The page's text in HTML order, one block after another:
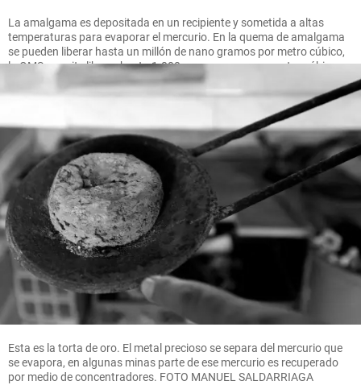
La amalgama es depositada en un recipiente y sometida a altas
temperaturas para evaporar el mercurio. En la quema de amalgama
se pueden liberar hasta un millón de nano gramos por metro cúbico,
la OMS permite liberar hasta 1.000 nano gramos por metro cúbico.
Esta es la torta de oro. El metal precioso se separa del mercurio que
se evapora, en algunas minas parte de ese mercurio es recuperado
por medio de concentradores. FOTO MANUEL SALDARRIAGA